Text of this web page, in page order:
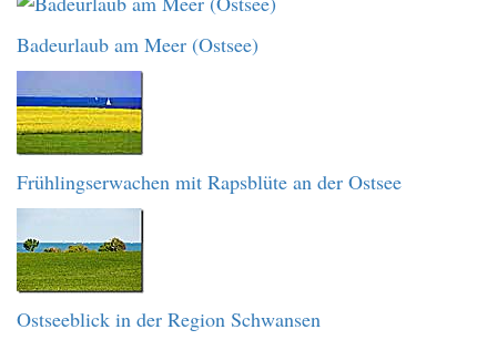
Badeurlaub am Meer (Ostsee)
Frühlingserwachen mit Rapsblüte an der Ostsee
Ostseeblick in der Region Schwansen